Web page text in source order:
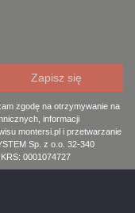
zgodę na otrzymywanie na
informacji
montersi.pl i przetwarzanie
Sp. z o.o. 32-340
0001074727